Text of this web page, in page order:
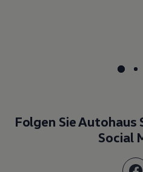
Folgen Sie Autohaus
Social